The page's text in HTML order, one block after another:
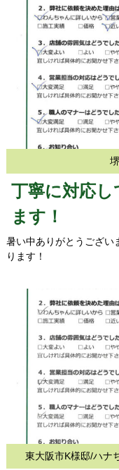
丁寧に対応し
ます！
暑い中ありがとうござい
ります！
東大阪市K様邸/ハナ